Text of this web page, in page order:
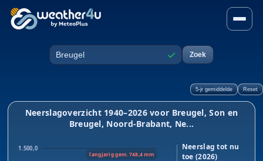
Neerslag in Breugel, Son
✓ Zoek
5-jr gemiddelde Reset
Neerslagoverzicht 1940–2026 voor Breugel, Son en
Breugel, Noord-Brabant, Ne...
1.500,0
langjarig gem. 748,4 mm
Neerslag tot nu
toe (2026)